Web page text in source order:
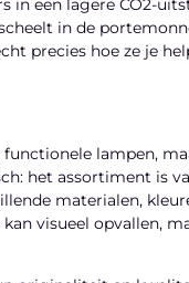
een lagere CO2-
in de
precies hoe ze je
lampen,
het assortiment is
materialen,
visueel opvallen,